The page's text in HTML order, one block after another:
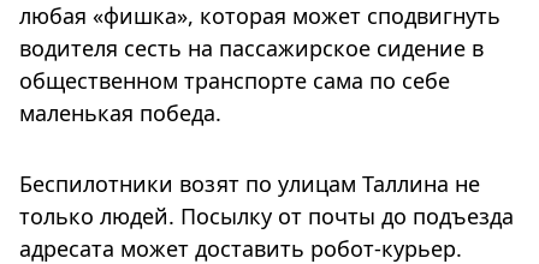
любая «фишка», которая может сподвигнуть
водителя сесть на пассажирское сидение в
общественном транспорте сама по себе
маленькая победа.
Беспилотники возят по улицам Таллина не
только людей. Посылку от почты до подъезда
адресата может доставить робот-курьер.